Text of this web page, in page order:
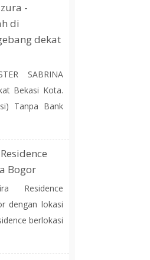
-
di
dekat
SABRINA
Bekasi Kota.
Tanpa Bank
Bogor
Residence
dengan lokasi
berlokasi